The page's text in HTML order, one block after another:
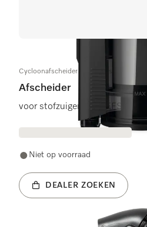
Cycloonafscheider SPCGR assy
Afscheider
voor stofzuigers met EFS slang
Niet op voorraad
DEALER ZOEKEN